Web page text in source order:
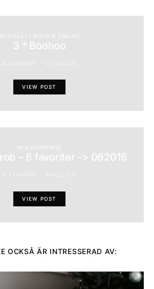
AKTUELLT I BUTIK & ONLINE
3 * Boohoo
VIEW POST
MIN GARDEROB
– 6 favoriter -> 062016
VIEW POST
OCKSÅ ÄR INTRESSERAD AV: